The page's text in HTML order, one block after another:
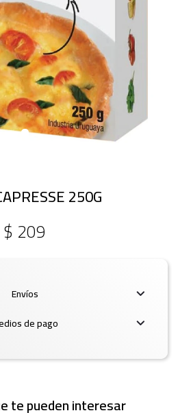
250G
$ 209
Envíos
de pago
te pueden interesar